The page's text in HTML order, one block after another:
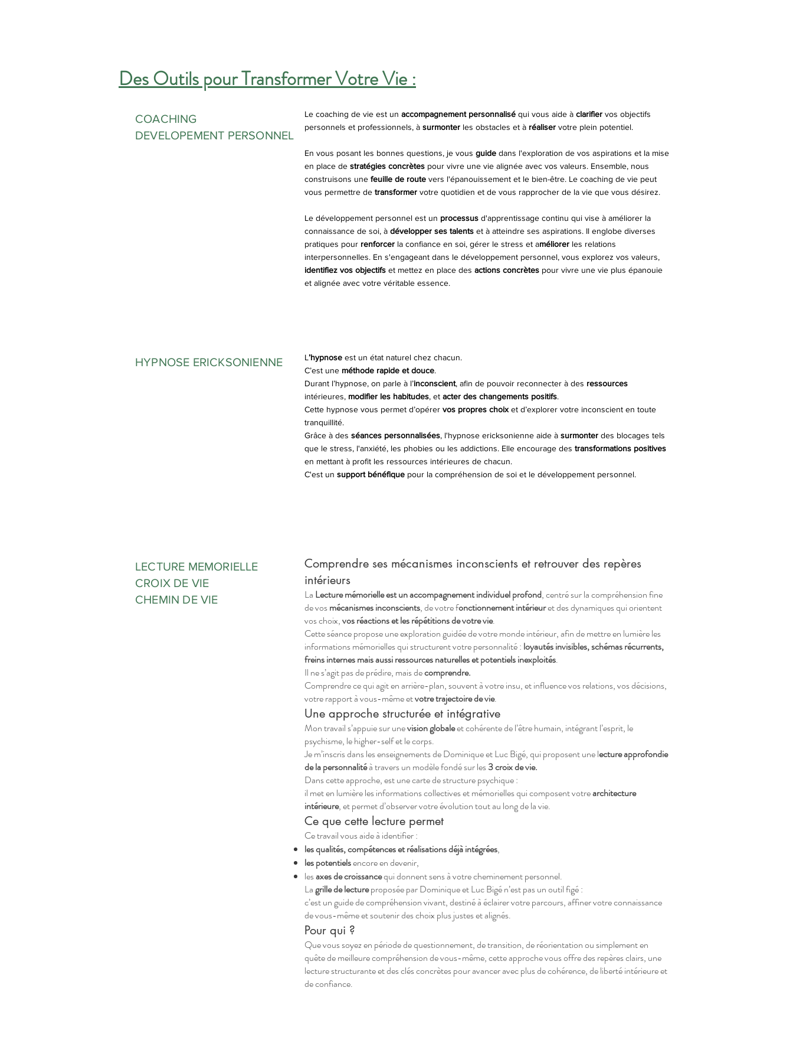
Des Outils pour Transformer Votre Vie :
COACHING
DEVELOPEMENT PERSONNEL
Le coaching de vie est un accompagnement personnalisé qui vous aide à clarifier vos objectifs
personnels et professionnels, à surmonter les obstacles et à réaliser votre plein potentiel.
En vous posant les bonnes questions, je vous guide dans l'exploration de vos aspirations et la mise
en place de stratégies concrètes pour vivre une vie alignée avec vos valeurs. Ensemble, nous
construisons une feuille de route vers l'épanouissement et le bien-être. Le coaching de vie peut
vous permettre de transformer votre quotidien et de vous rapprocher de la vie que vous désirez.
Le développement personnel est un processus d'apprentissage continu qui vise à améliorer la
connaissance de soi, à développer ses talents et à atteindre ses aspirations. Il englobe diverses
pratiques pour renforcer la confiance en soi, gérer le stress et améliorer les relations
interpersonnelles. En s'engageant dans le développement personnel, vous explorez vos valeurs,
identifiez vos objectifs et mettez en place des actions concrètes pour vivre une vie plus épanouie
et alignée avec votre véritable essence.
HYPNOSE ERICKSONIENNE L ’hypnose est un état naturel chez chacun.
C’est une méthode rapide et douce.
Durant l’hypnose, on parle à l’inconscient, afin de pouvoir reconnecter à des ressources
intérieures, modifier les habitudes, et acter des changements positifs.
Cette hypnose vous permet d’opérer vos propres choix et d’explorer votre inconscient en toute
tranquillité.
Grâce à des séances personnalisées, l'hypnose ericksonienne aide à surmonter des blocages tels
que le stress, l'anxiété, les phobies ou les addictions. Elle encourage des transformations positives
en mettant à profit les ressources intérieures de chacun.
C'est un support bénéfique pour la compréhension de soi et le développement personnel.
LECTURE MEMORIELLE
CROIX DE VIE
CHEMIN DE VIE
Comprendre ses mécanismes inconscients et retrouver des repères
intérieurs
La Lecture mémorielle est un accompagnement individuel profond, centré sur la compréhension fine
de vosmécanismes inconscients, de votre fonctionnement intérieuret des dynamiques qui orientent
vos choix,vos réactions et les répétitions de votre vie.
Cette séance propose une exploration guidée de votre monde intérieur, afin de mettre en lumière les
informations mémorielles qui structurent votre personnalité : loyautés invisibles, schémas récurrents,
freins internes mais aussi ressources naturelles et potentiels inexploités.
Il ne s’agit pas de prédire, mais decomprendre.
Comprendre ce qui agit en arrière-plan, souvent à votre insu, et influence vos relations, vos décisions,
votre rapport à vous-même etvotre trajectoire de vie.
Une approche structurée et intégrative
Mon travail s’appuie sur unevision globaleet cohérente de l’être humain, intégrant l’esprit, le
psychisme, le higher-self et le corps.
Je m’inscris dans les enseignements de Dominique et Luc Bigé, qui proposent une lecture approfondie
de la personnalitéà travers un modèle fondé sur les3 croix de vie.
Dans cette approche, est une carte de structure psychique :
il met en lumière les informations collectives et mémorielles qui composent votrearchitecture
intérieure, et permet d’observer votre évolution tout au long de la vie.
Ce que cette lecture permet
Ce travail vous aide à identifier :
les qualités, compétences et réalisations déjà intégrées,
les potentielsencore en devenir,
lesaxes de croissancequi donnent sens à votre cheminement personnel.
Lagrille de lectureproposée par Dominique et Luc Bigé n’est pas un outil figé :
c’est un guide de compréhension vivant, destiné à éclairer votre parcours, affiner votre connaissance
de vous-même et soutenir des choix plus justes et alignés.
Pour qui ?
Que vous soyez en période de questionnement, de transition, de réorientation ou simplement en
quête de meilleure compréhension de vous-même, cette approche vous offre des repères clairs, une
lecture structurante et des clés concrètes pour avancer avec plus de cohérence, de liberté intérieure et
de confiance.